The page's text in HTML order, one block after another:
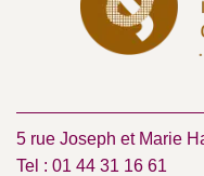
5 rue Joseph et Marie
Tel : 01 44 31 16 61